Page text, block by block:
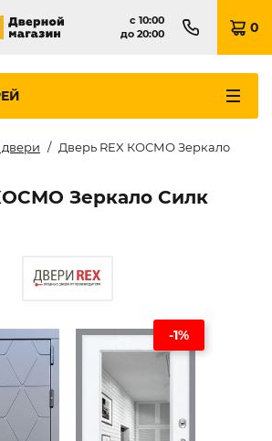
с 10:00
до 20:00 0
Дверь REX КОСМО Зеркало
Зеркало Силк
-1%